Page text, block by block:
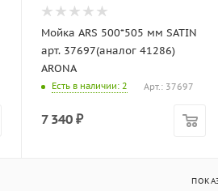
Мойка ARS 500*505 мм SATIN
арт. 37697(аналог 41286)
ARONA
Есть в наличии: 2 Арт.: 37697
7 340 ₽